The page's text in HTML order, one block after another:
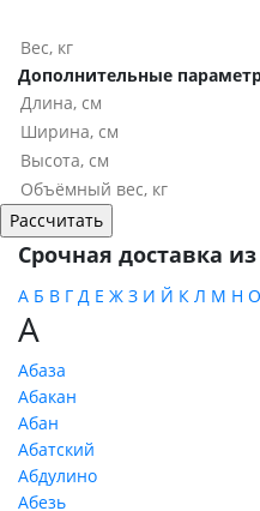
Дополнительные
Срочная доставка
А Б В Г Д Е Ж З И Й К Л М Н О
А
Абаза
Абакан
Абан
Абатский
Абдулино
Абезь